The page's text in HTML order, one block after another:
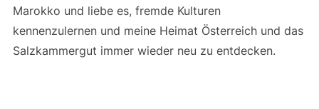
Marokko und liebe es, fremde Kulturen
kennenzulernen und meine Heimat Österreich und das
Salzkammergut immer wieder neu zu entdecken.